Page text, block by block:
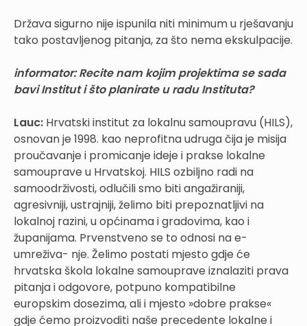
Država sigurno nije ispunila niti minimum u rješavanju
tako postavljenog pitanja, za što nema ekskulpacije.
informator: Recite nam kojim projektima se sada
bavi Institut i što planirate u radu Instituta?
Lauc: Hrvatski institut za lokalnu samoupravu (HILS),
osnovan je 1998. kao neprofitna udruga čija je misija
proučavanje i promicanje ideje i prakse lokalne
samouprave u Hrvatskoj. HILS ozbiljno radi na
samoodrživosti, odlučili smo biti angažiraniji,
agresivniji, ustrajniji, želimo biti prepoznatljivi na
lokalnoj razini, u općinama i gradovima, kao i
županijama. Prvenstveno se to odnosi na e-
umreživa- nje. Želimo postati mjesto gdje će
hrvatska škola lokalne samouprave iznalaziti prava
pitanja i odgovore, potpuno kompatibilne
europskim dosezima, ali i mjesto »dobre prakse«
gdje ćemo proizvoditi naše precedente lokalne i